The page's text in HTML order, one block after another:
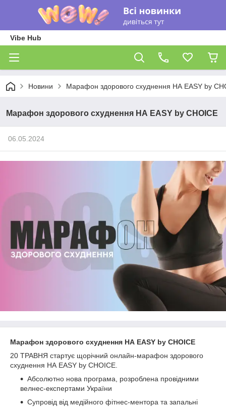
Vibe Hub
Новини Марафон здорового схуднення НА EASY by
Марафон здорового схуднення НА EASY by CHOICE
06.05.2024
Марафон здорового схуднення НА EASY by CHOICE
20 ТРАВНЯ стартує щорічний онлайн-марафон здорового
схуднення НА EASY by CHOICE.
Абсолютно нова програма, розроблена провідними
велнес-експертами України
Супровід від медійного фітнес-ментора та запальні